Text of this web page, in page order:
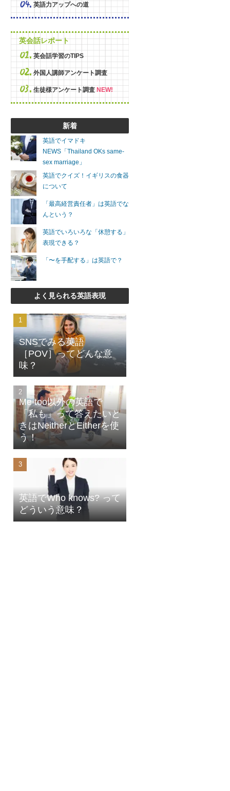
英語力アップへの道
英会話レポート
英会話学習のTIPS
外国人講師アンケート調査
生徒様アンケート調査
新着
英語でイマドキ
NEWS「Thailand OKs same-
sex marriage」
英語でクイズ！イギリスの食器
について
「最高経営責任者」は英語でな
んという？
英語でいろいろな「休憩する」
表現できる？
「〜を手配する」は英語で？
よく見られる英語表現
SNSでみる英語
［POV］ってどんな意
味？
Me too以外の英語で
「私も」って答えたいと
きはNeitherとEitherを使
う！
英語でWho knows? って
どういう意味？